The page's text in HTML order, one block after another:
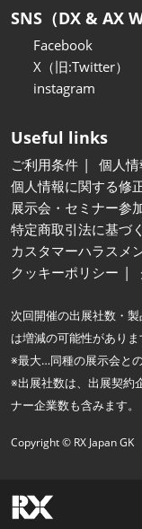
SNS（DX & AX
Facebook
X（旧:Twitter）
instagram
Useful links
ご利用条件
個人
個人情報に関する修
展示会・セミナー参
特定商取引法に基づ
カスタマーハラスメ
クッキーポリシー
次回開催の出展社数・
は増減の可能性がありま
※最大…同種の展示会と
※出展社数は、出展契約
ナー企業数も含みます。
Copyright © RX Japan GK